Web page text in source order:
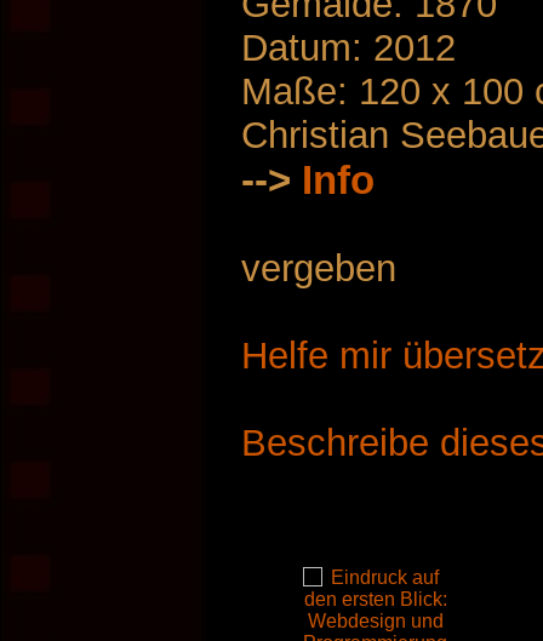
Datum: 2012
Maße: 120 x 100
Christian
--> Info
vergeben
Helfe mir
Beschreibe